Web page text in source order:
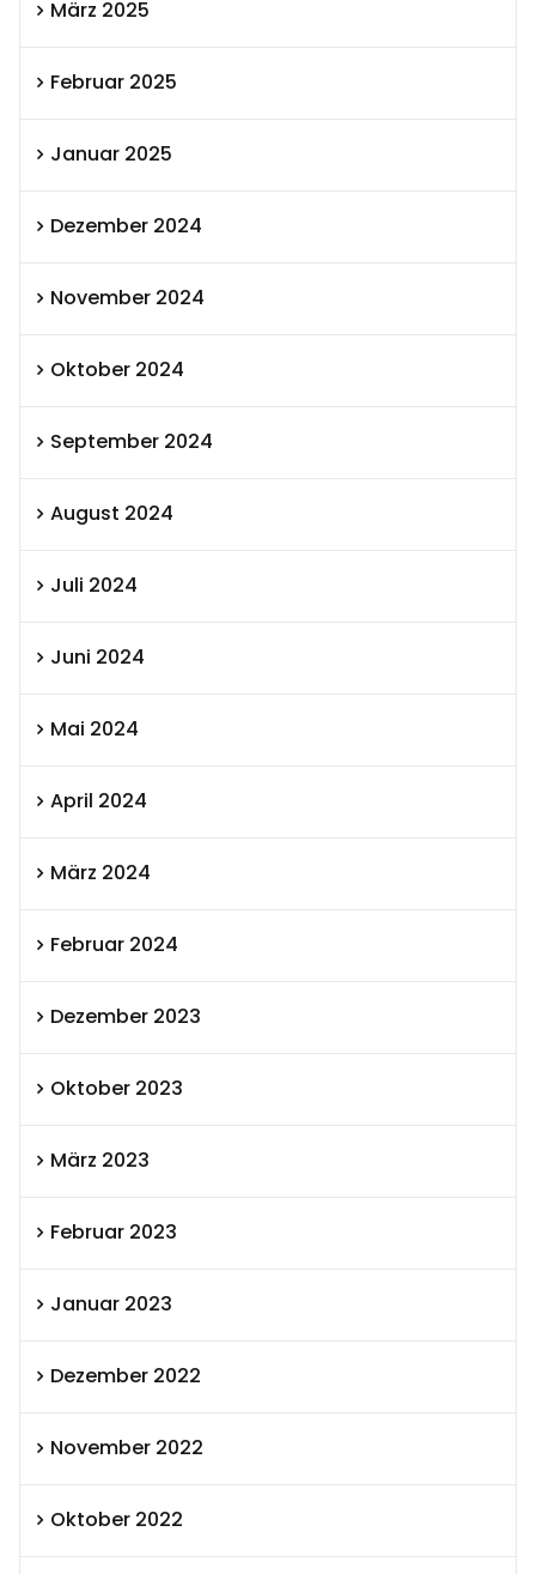
März 2025
Februar 2025
Januar 2025
Dezember 2024
November 2024
Oktober 2024
September 2024
August 2024
Juli 2024
Juni 2024
Mai 2024
April 2024
März 2024
Februar 2024
Dezember 2023
Oktober 2023
März 2023
Februar 2023
Januar 2023
Dezember 2022
November 2022
Oktober 2022